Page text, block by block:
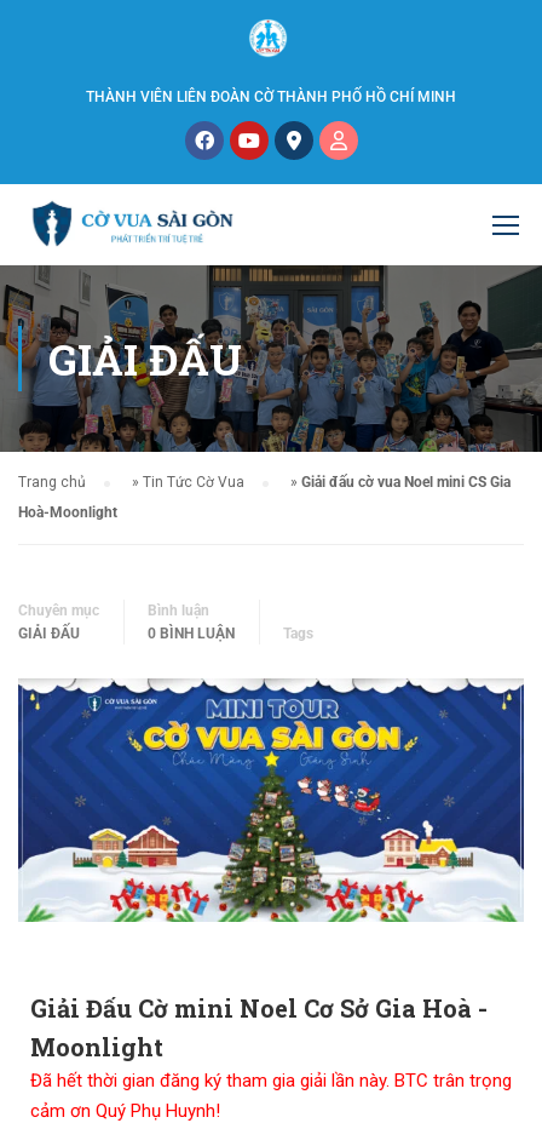
THÀNH VIÊN LIÊN ĐOÀN CỜ THÀNH PHỐ HỒ CHÍ MINH
GIẢI ĐẤU
Trang chủ » Tin Tức Cờ Vua » Giải đấu cờ vua Noel mini CS Gia
Hoà-Moonlight
Chuyên mục
GIẢI ĐẤU
Bình luận
0 BÌNH LUẬN
Tags
Giải Đấu Cờ mini Noel Cơ Sở Gia Hoà -
Moonlight
Đã hết thời gian đăng ký tham gia giải lần này. BTC trân trọng
cảm ơn Quý Phụ Huynh!